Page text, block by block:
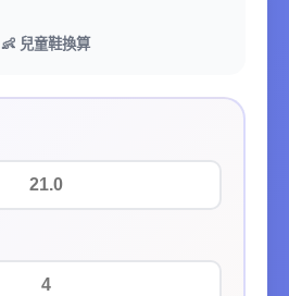
👶 兒童鞋換算